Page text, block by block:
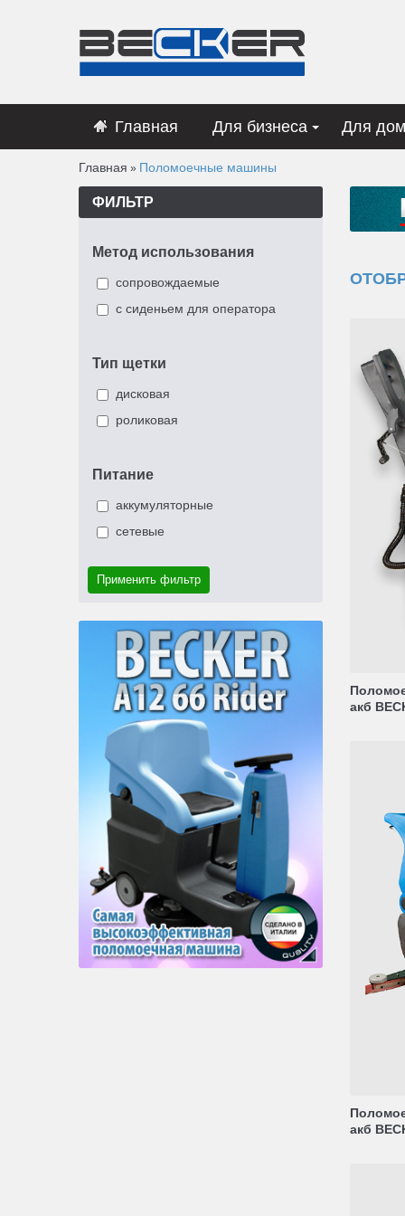
Главная Для бизнеса Для
Главная » Поломоечные машины
ФИЛЬТР
Метод использования
сопровождаемые
с сиденьем для оператора
Тип щетки
дисковая
роликовая
Питание
аккумуляторные
сетевые
Применить фильтр
акб
акб